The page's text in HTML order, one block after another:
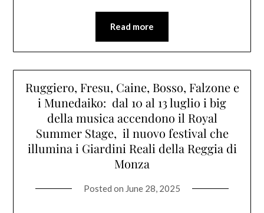
Read more
Ruggiero, Fresu, Caine, Bosso, Falzone e
i Munedaiko: dal 10 al 13 luglio i big
della musica accendono il Royal
Summer Stage, il nuovo festival che
illumina i Giardini Reali della Reggia di
Monza
Posted on June 28, 2025